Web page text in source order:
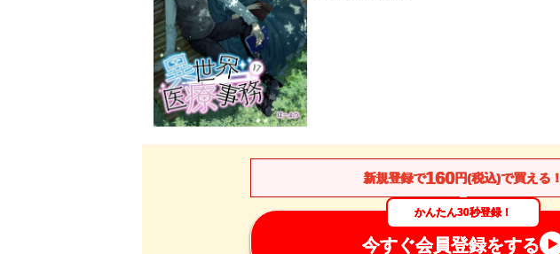
新規登録で160円(税込)で買える！
かんたん30秒登録！
今すぐ会員登録をする